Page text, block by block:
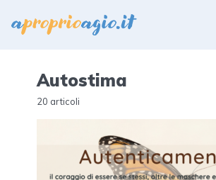
Autostima
20 articoli